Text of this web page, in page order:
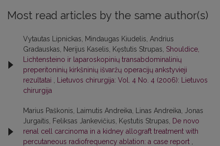
Most read articles by the same author(s)
Vytautas Lipnickas, Mindaugas Kiudelis, Andrius
Gradauskas, Nerijus Kaselis, Kęstutis Strupas, Shouldice,
Lichtensteino ir laparoskopinių transabdominalinių
preperitoninių kirkšninių išvaržų operacijų ankstyvieji
rezultatai
Lietuvos chirurgija: Vol. 4 No. 4 (2006): Lietuvos
chirurgija
Marius Paškonis, Laimutis Andreika, Linas Andreika, Jonas
Jurgaitis, Feliksas Jankevičius, Kęstutis Strupas,
De novo
renal cell carcinoma in a kidney allograft treatment with
percutaneous radiofrequency ablation: a case report